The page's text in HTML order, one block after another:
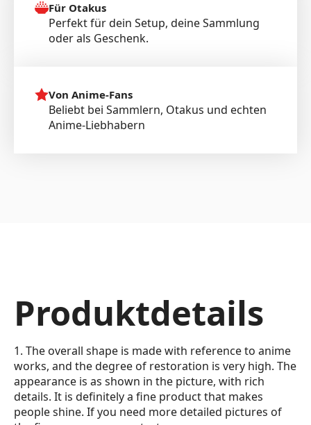
Für Otakus
Perfekt für dein Setup, deine Sammlung
oder als Geschenk.
Von Anime-Fans
Beliebt bei Sammlern, Otakus und echten
Anime-Liebhabern
Produktdetails
1. The overall shape is made with reference to anime
works, and the degree of restoration is very high. The
appearance is as shown in the picture, with rich
details. It is definitely a fine product that makes
people shine. If you need more detailed pictures of